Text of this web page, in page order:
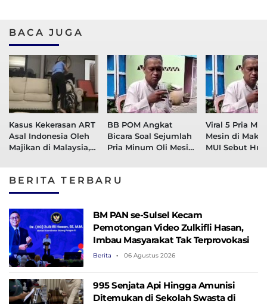
BACA JUGA
Kasus Kekerasan ART
Asal Indonesia Oleh
Majikan di Malaysia,
BB POM Angkat
Bicara Soal Sejumlah
Pria Minum Oli Mesin
Viral 5 Pria
Mesin di
MUI Sebut
BERITA TERBARU
BM PAN se-Sulsel Kecam
Pemotongan Video Zulkifli Hasan,
Imbau Masyarakat Tak Terprovokasi
Berita 06 Agustus 2026
995 Senjata Api Hingga Amunisi
Ditemukan di Sekolah Swasta di